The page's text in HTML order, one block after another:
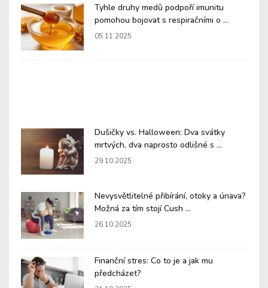
Tyhle druhy medů podpoří imunitu
pomohou bojovat s respiračními o ...
05.11.2025
Dušičky vs. Halloween: Dva svátky
mrtvých, dva naprosto odlišné s ...
29.10.2025
Nevysvětlitelné přibírání, otoky a únava?
Možná za tím stojí Cush ...
26.10.2025
Finanční stres: Co to je a jak mu
předcházet?